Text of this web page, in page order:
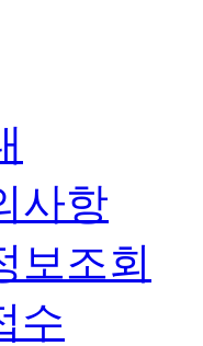
사항
보조회
수